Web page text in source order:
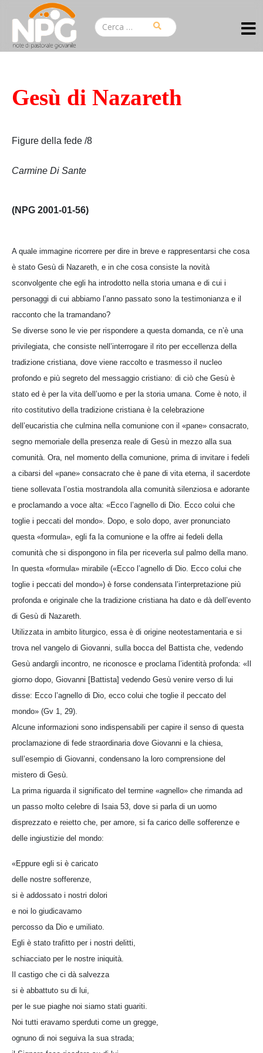
Gesù di Nazareth
Figure della fede /8
Carmine Di Sante
(NPG 2001-01-56)
A quale immagine ricorrere per dire in breve e rappresentarsi che cosa
è stato Gesù di Nazareth, e in che cosa consiste la novità
sconvolgente che egli ha introdotto nella storia umana e di cui i
personaggi di cui abbiamo l’anno passato sono la testimonianza e il
racconto che la tramandano?
Se diverse sono le vie per rispondere a questa domanda, ce n’è una
privilegiata, che consiste nell’interrogare il rito per eccellenza della
tradizione cristiana, dove viene raccolto e trasmesso il nucleo
profondo e più segreto del messaggio cristiano: di ciò che Gesù è
stato ed è per la vita dell’uomo e per la storia umana. Come è noto, il
rito costitutivo della tradizione cristiana è la celebrazione
dell’eucaristia che culmina nella comunione con il «pane» consacrato,
segno memoriale della presenza reale di Gesù in mezzo alla sua
comunità. Ora, nel momento della comunione, prima di invitare i fedeli
a cibarsi del «pane» consacrato che è pane di vita eterna, il sacerdote
tiene sollevata l’ostia mostrandola alla comunità silenziosa e adorante
e proclamando a voce alta: «Ecco l’agnello di Dio. Ecco colui che
toglie i peccati del mondo». Dopo, e solo dopo, aver pronunciato
questa «formula», egli fa la comunione e la offre ai fedeli della
comunità che si dispongono in fila per riceverla sul palmo della mano.
In questa «formula» mirabile («Ecco l’agnello di Dio. Ecco colui che
toglie i peccati del mondo») è forse condensata l’interpretazione più
profonda e originale che la tradizione cristiana ha dato e dà dell’evento
di Gesù di Nazareth.
Utilizzata in ambito liturgico, essa è di origine neotestamentaria e si
trova nel vangelo di Giovanni, sulla bocca del Battista che, vedendo
Gesù andargli incontro, ne riconosce e proclama l’identità profonda: «Il
giorno dopo, Giovanni [Battista] vedendo Gesù venire verso di lui
disse: Ecco l’agnello di Dio, ecco colui che toglie il peccato del
mondo» (Gv 1, 29).
Alcune informazioni sono indispensabili per capire il senso di questa
proclamazione di fede straordinaria dove Giovanni e la chiesa,
sull’esempio di Giovanni, condensano la loro comprensione del
mistero di Gesù.
La prima riguarda il significato del termine «agnello» che rimanda ad
un passo molto celebre di Isaia 53, dove si parla di un uomo
disprezzato e reietto che, per amore, si fa carico delle sofferenze e
delle ingiustizie del mondo:
«Eppure egli si è caricato
delle nostre sofferenze,
si è addossato i nostri dolori
e noi lo giudicavamo
percosso da Dio e umiliato.
Egli è stato trafitto per i nostri delitti,
schiacciato per le nostre iniquità.
Il castigo che ci dà salvezza
si è abbattuto su di lui,
per le sue piaghe noi siamo stati guariti.
Noi tutti eravamo sperduti come un gregge,
ognuno di noi seguiva la sua strada;